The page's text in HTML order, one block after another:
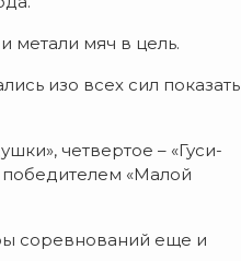
метали мяч в цель.
изо всех сил показать
четвертое – «Гуси-
победителем «Малой
соревнований еще и